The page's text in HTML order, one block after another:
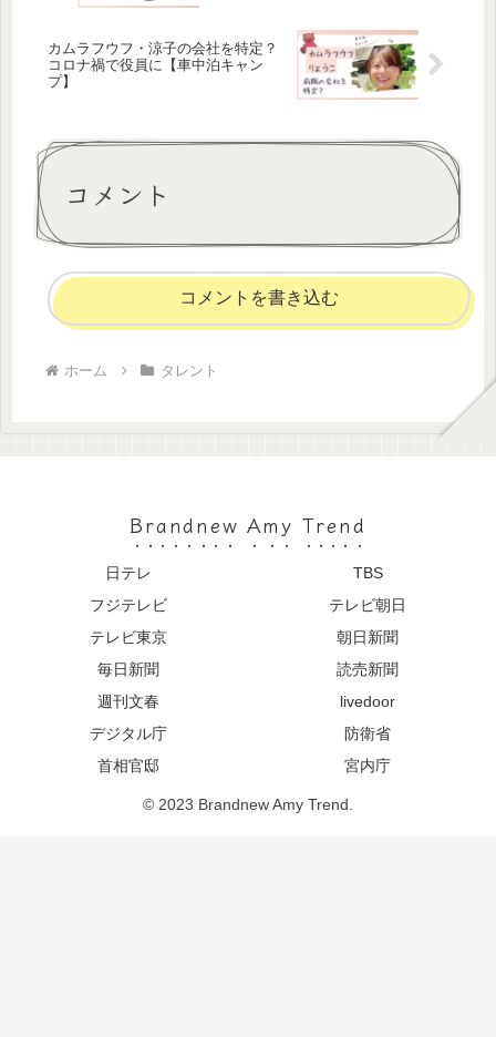
カムラフウフ・涼子の会社を特定？
コロナ禍で役員に【車中泊キャン
プ】
コメント
コメントを書き込む
ホーム タレント
Brandnew Amy Trend
日テレ
TBS
フジテレビ
テレビ朝日
テレビ東京
朝日新聞
毎日新聞
読売新聞
週刊文春
livedoor
デジタル庁
防衛省
首相官邸
宮内庁
© 2023 Brandnew Amy Trend.